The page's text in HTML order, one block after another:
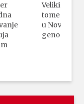
Veliki broj
tome da su
u Novom
genocidni